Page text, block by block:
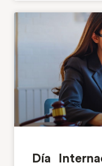
Día